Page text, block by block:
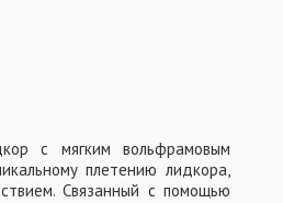
с мягким вольфрамовым
плетению лидкора,
Связанный с помощью